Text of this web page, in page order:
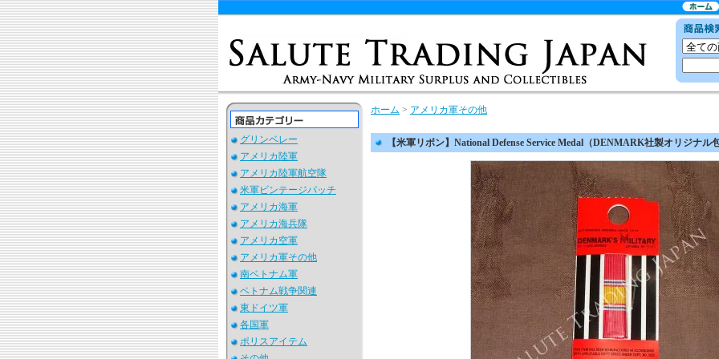
グリンベレー
アメリカ陸軍
アメリカ陸軍航空隊
米軍ビンテージパッチ
アメリカ海軍
アメリカ海兵隊
アメリカ空軍
アメリカ軍その他
南ベトナム軍
ベトナム戦争関連
東ドイツ軍
各国軍
ポリスアイテム
ホーム > アメリカ軍その他
【米軍リボン】National Defense Service Medal（DENMARK社製オリジナル